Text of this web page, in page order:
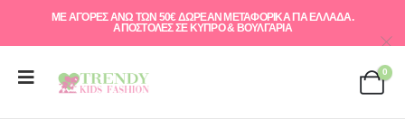
ΜΕ ΑΓΟΡΕΣ ΑΝΩ ΤΩΝ 50€ ΔΩΡΕΑΝ ΜΕΤΑΦΟΡΙΚΑ ΓΙΑ ΕΛΛAΔΑ.
ΑΠΟΣΤΟΛΕΣ ΣΕ ΚΥΠΡΟ & ΒΟΥΛΓΑΡΙΑ
0